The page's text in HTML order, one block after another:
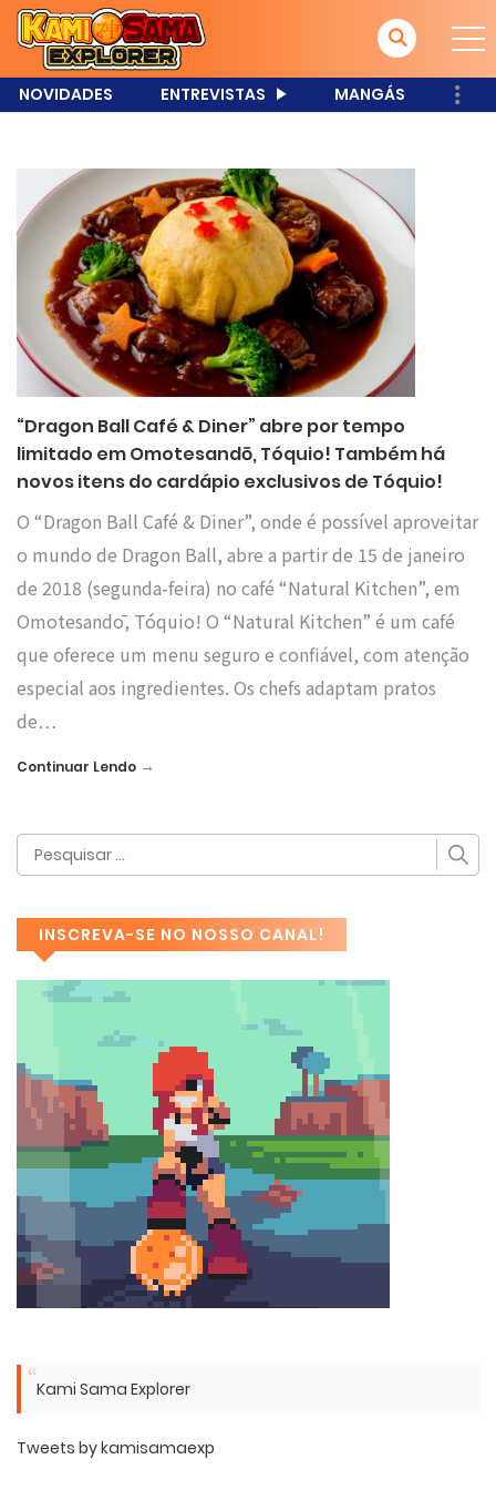
NOVIDADES ENTREVISTAS MANGÁS
“Dragon Ball Café & Diner” abre por tempo
limitado em Omotesandō, Tóquio! Também há
novos itens do cardápio exclusivos de Tóquio!
O “Dragon Ball Café & Diner”, onde é possível aproveitar
o mundo de Dragon Ball, abre a partir de 15 de janeiro
de 2018 (segunda-feira) no café “Natural Kitchen”, em
Omotesandō, Tóquio! O “Natural Kitchen” é um café
que oferece um menu seguro e confiável, com atenção
especial aos ingredientes. Os chefs adaptam pratos
de…
Continuar Lendo →
INSCREVA-SE NO NOSSO CANAL!
Kami Sama Explorer
Tweets by kamisamaexp